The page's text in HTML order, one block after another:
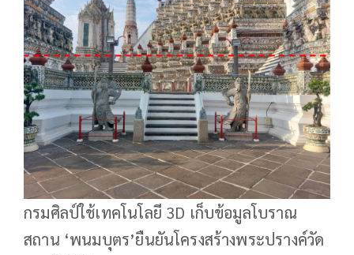
กรมศิลป์ใช้เทคโนโลยี 3D เก็บข้อมูลโบราณ
สถาน ‘พนมบุตร’ยืนยันโครงสร้างพระปรางค์วัด